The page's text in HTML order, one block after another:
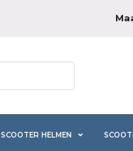
SCOOTER HELMEN